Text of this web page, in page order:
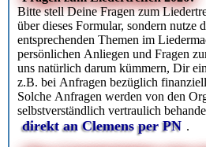
Bitte stell Deine Fragen zum
über dieses Formular, sondern nutze
entsprechenden Themen im
persönlichen Anliegen und Fragen
uns natürlich darum kümmern, Dir
z.B. bei Anfragen bezüglich
Solche Anfragen werden von den
selbstverständlich vertraulich
direkt an Clemens per PN .